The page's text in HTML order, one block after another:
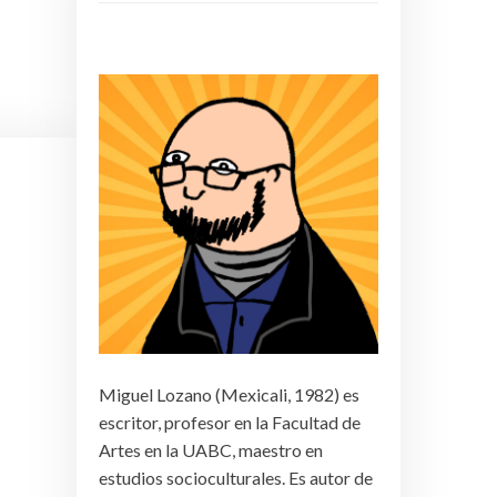
Miguel Lozano (Mexicali, 1982) es
escritor, profesor en la Facultad de
Artes en la UABC, maestro en
estudios socioculturales. Es autor de